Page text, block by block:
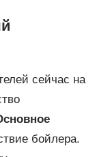
сейчас на
бойлера.